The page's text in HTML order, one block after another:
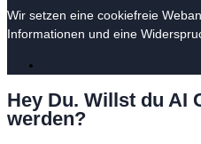
Wir setzen eine cookiefreie
Informationen und eine
Hey Du. Willst du AI
werden?